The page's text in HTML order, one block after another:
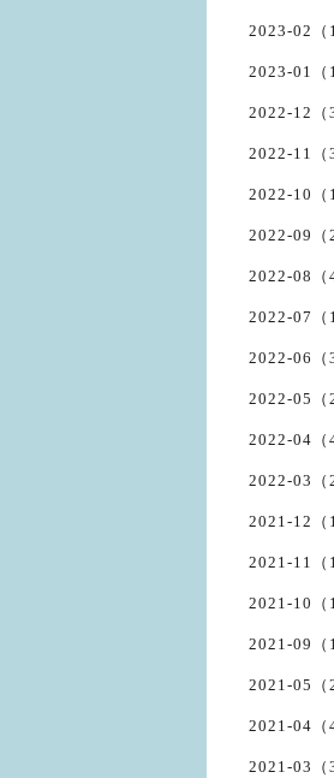
2023-02（1
2023-01（1
2022-12（3
2022-11（3
2022-10（1
2022-09（2
2022-08（4
2022-07（1
2022-06（3
2022-05（2
2022-04（4
2022-03（2
2021-12（1
2021-11（1
2021-10（1
2021-09（1
2021-05（2
2021-04（4
2021-03（3